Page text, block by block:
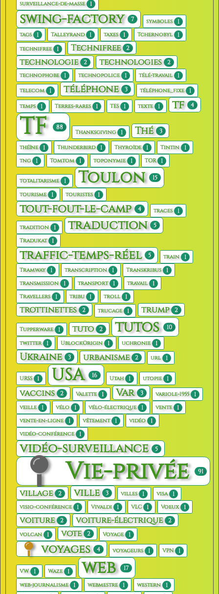
surveillance-de-masse 1
swing-factory 7 symboles 1
tags 1 Talleyrand 1 taxes 1 Tchernobyl 1
technifree 1 Technifree 2
technologie 2 technologies 2
technophobe 1 technopolice 1 télé-travail 1
telecom 1 téléphone 3 téléphone_fixe 1
temps 1 Terres-rares 1 TES 1 texte 1 tf 4
TF 88
Thanksgiving 1 Thé 3
théïne 1 Thunderbird 1 Thyroïde 1 Tintin 1
tng 1 Tomtom 1 toponymie 1 TOR 1
totalitarisme 1 Toulon 15
tourisme 1 touristes 1
tout-fout-le-camp 4 traces 1
tradition 1 traduction 5
Tradukat 1
traffic-temps-réel 5 train 1
Tramway 1 transcription 1 Transkribus 1
transmission 1 transport 1 travail 1
Travellers 1 tribu 1 troll 1
trottinettes 2 trucage 1 trump 2
Tupperware 1 tuto 2 tutos 10
twitter 1 UblockOrigin 1 uchronie 1
Ukraine 3 urbanisme 2 url 1
URSS 1 USA 16 Utah 1 utopie 1
vaccins 2 Valette 1 Var 3 variole-1955 1
veille 1 vélo 1 vélo-électrique 1 vente 1
vente-en-ligne 1 vêtement 1 vidéo 1
vidéo-conférence 1
vidéo-surveillance 5
Vie-privée 91
village 2 ville 3 villes 1 visa 1
visio-conférence 1 Vivaldi 1 VLC 1 Voeux 1
voiture 2 voiture-électrique 2
volcan 1 vote 2 Voyage 1
voyages 4 voyageurs 1 VPN 1
VW 1 Waze 1 web 17
web-journalisme 1 webmestre 1 western 1